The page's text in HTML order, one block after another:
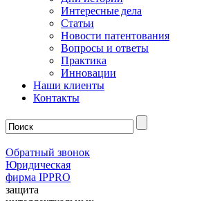
Интересные дела
Статьи
Новости патентования
Вопросы и ответы
Практика
Инновации
Наши клиенты
Контакты
Обратный звонок
Юридическая
фирма IPPRO
защита